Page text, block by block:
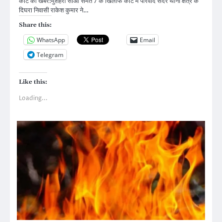
दिघरा निवासी राकेश कुमार ने…
Share this:
WhatsApp
Email
Telegram
Like this:
Loading...